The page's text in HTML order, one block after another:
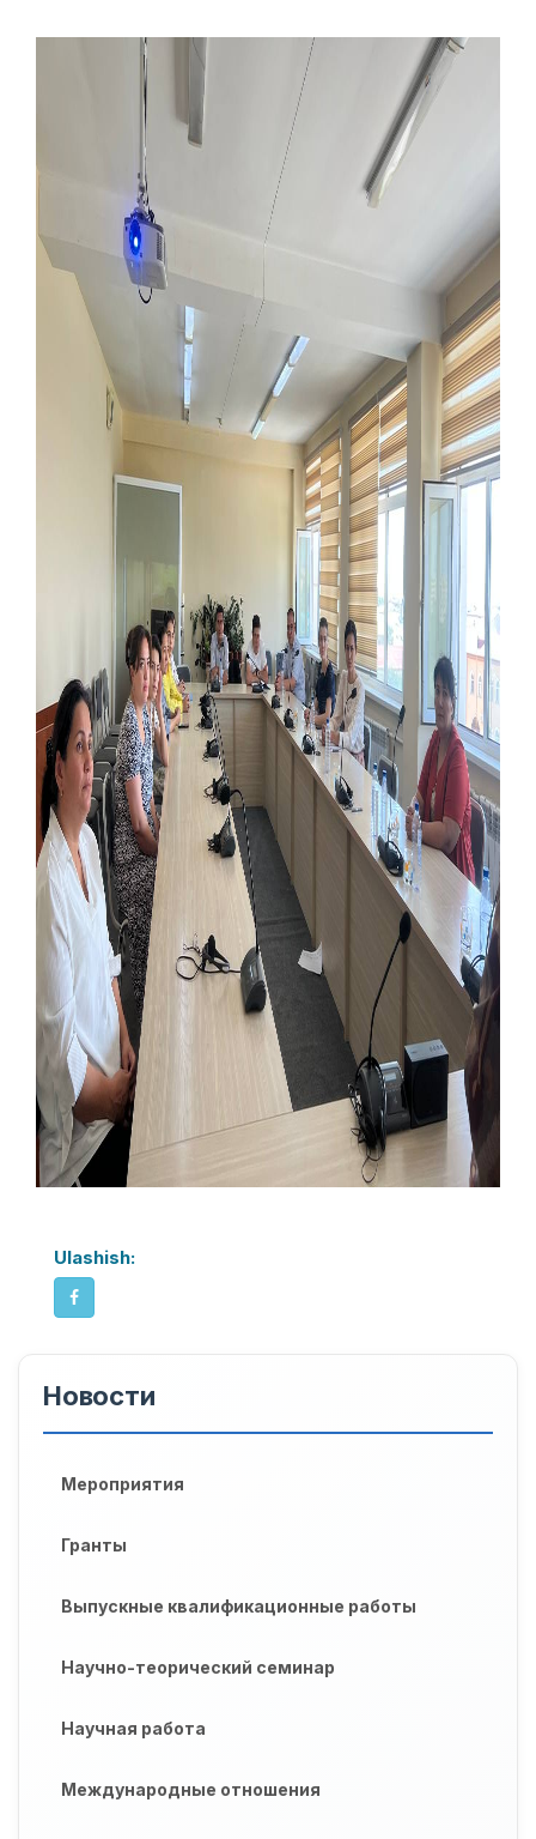
Ulashish:
Новости
Мероприятия
Гранты
Выпускные квалификационные работы
Научно-теорический семинар
Научная работа
Международные отношения